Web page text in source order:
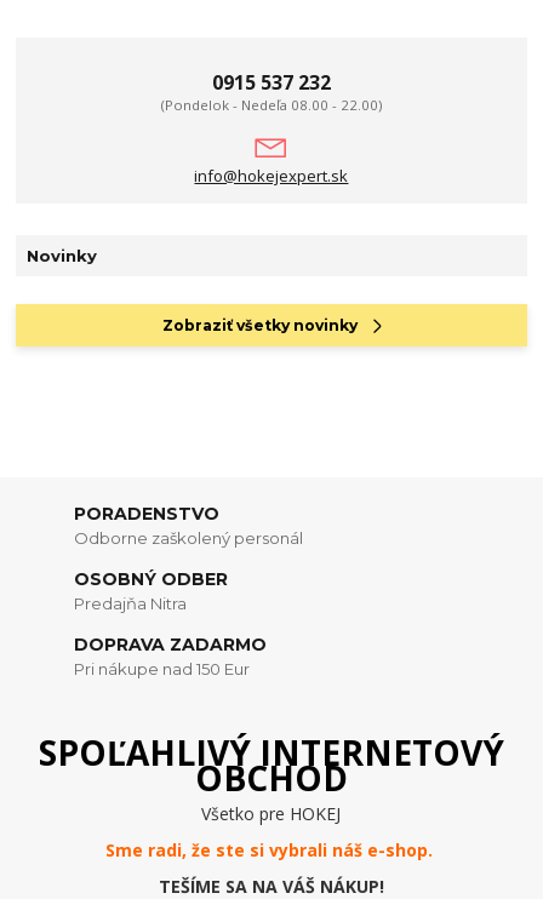
0915 537 232
(Pondelok - Nedeľa 08.00 - 22.00)
info@hokejexpert.sk
Novinky
Zobraziť všetky novinky
PORADENSTVO
Odborne zaškolený personál
OSOBNÝ ODBER
Predajňa Nitra
DOPRAVA ZADARMO
Pri nákupe nad 150 Eur
SPOĽAHLIVÝ INTERNETOVÝ
OBCHOD
Všetko pre HOKEJ
Sme radi, že ste si vybrali náš e-shop.
TEŠÍME SA NA VÁŠ NÁKUP!